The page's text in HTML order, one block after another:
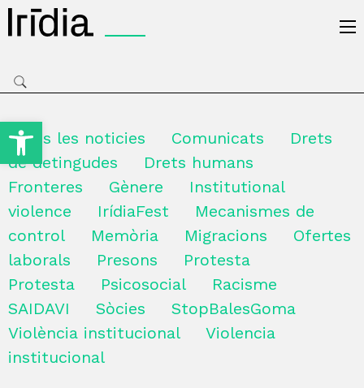
Obre la barra d'eines
Totes les noticies Comunicats
Drets
de detingudes
Drets humans
Fronteres
Gènere
Institutional
violence
IrídiaFest
Mecanismes de
control
Memòria Migracions
Ofertes
laborals
Presons
Protesta
Protesta
Psicosocial
Racisme
SAIDAVI
Sòcies
StopBalesGoma
Violència institucional
Violencia
institucional